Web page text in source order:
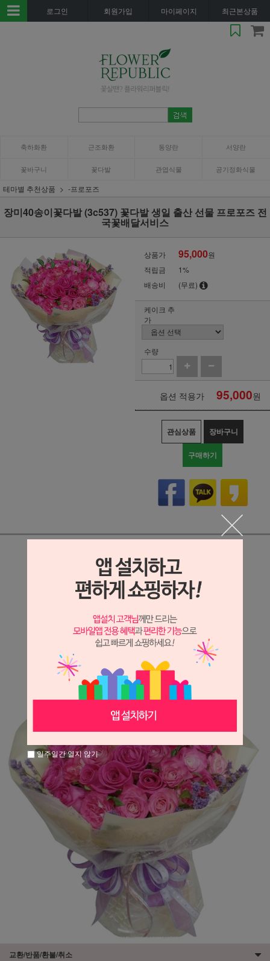
로그인 회원가입 마이페이지 최근본상품
축하화환 근조화환 동양란 서양란
꽃바구니 꽃다발 관엽식물 공기정화식물
테마별 추천상품 -프로포즈
장미40송이꽃다발 (3c537) 꽃다발 생일 출산 선물 프로포즈 전
국꽃배달서비스
상품가 95,000원
적립금
1%
배송비
(무료)
케이크 추
가
수량
옵션 적용가 95,000원
관심상품 장바구니
구매하기
상세정보 새창 열기
상세 정보를 확대해 보실 수 있습니다.
※ 필독해주세요 ※
장미는 시세 변동에 따라 가격이 달라질 수 있으니
문의 후 주문 바랍니다.
교환/반품/환불/취소
일주일간 열지 않기